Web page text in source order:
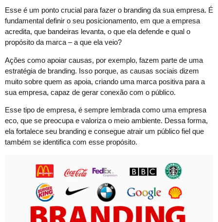
Esse é um ponto crucial para fazer o branding da sua empresa. É
fundamental definir o seu posicionamento, em que a empresa
acredita, que bandeiras levanta, o que ela defende e qual o
propósito da marca – a que ela veio?
Ações como apoiar causas, por exemplo, fazem parte de uma
estratégia de branding. Isso porque, as causas sociais dizem
muito sobre quem as apoia, criando uma marca positiva para a
sua empresa, capaz de gerar conexão com o público.
Esse tipo de empresa, é sempre lembrada como uma empresa
eco, que se preocupa e valoriza o meio ambiente. Dessa forma,
ela fortalece seu branding e consegue atrair um público fiel que
também se identifica com esse propósito.